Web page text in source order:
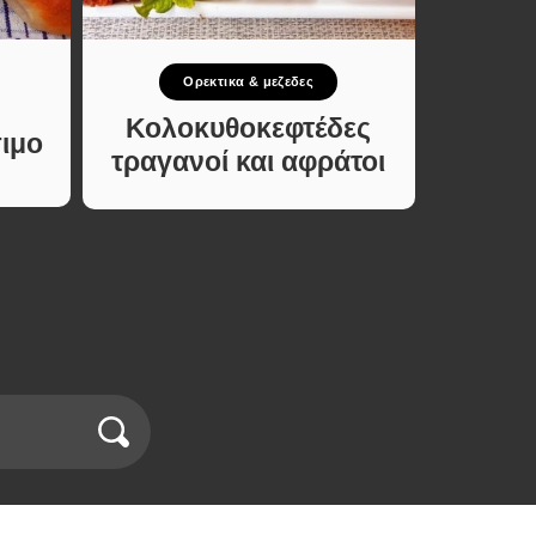
Ορεκτικα & μεζεδες
Κολοκυθοκεφτέδες
τραγανοί και αφράτοι